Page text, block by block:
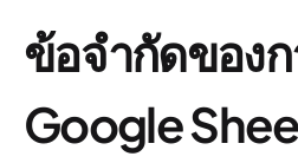
ข้อจำกัดของ
Google